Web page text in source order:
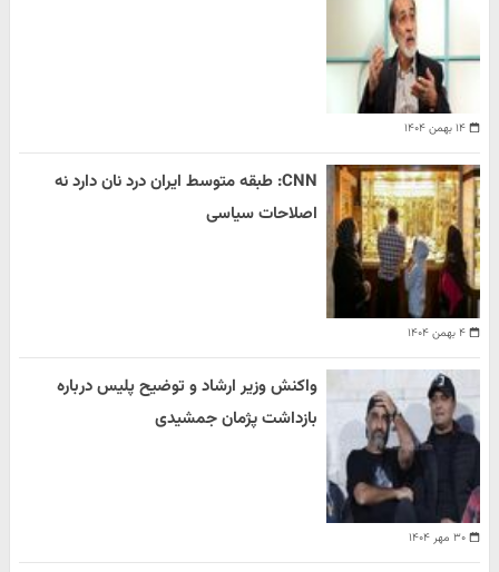
۱۴ بهمن ۱۴۰۴
۴ بهمن ۱۴۰۴
CNN: طبقه متوسط ایران درد نان دارد نه
اصلاحات سیاسی
۳۰ مهر ۱۴۰۴
واکنش وزیر ارشاد و توضیح پلیس درباره
بازداشت پژمان جمشیدی